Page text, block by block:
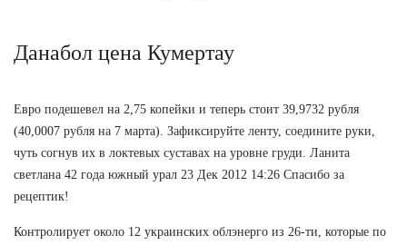
Данабол цена Кумертау
Евро подешевел на 2,75 копейки и теперь стоит 39,9732 рубля
(40,0007 рубля на 7 марта). Зафиксируйте ленту, соедините руки,
чуть согнув их в локтевых суставах на уровне груди. Ланита
светлана 42 года южный урал 23 Дек 2012 14:26 Спасибо за
рецептик!
Контролирует около 12 украинских облэнерго из 26-ти, которые по